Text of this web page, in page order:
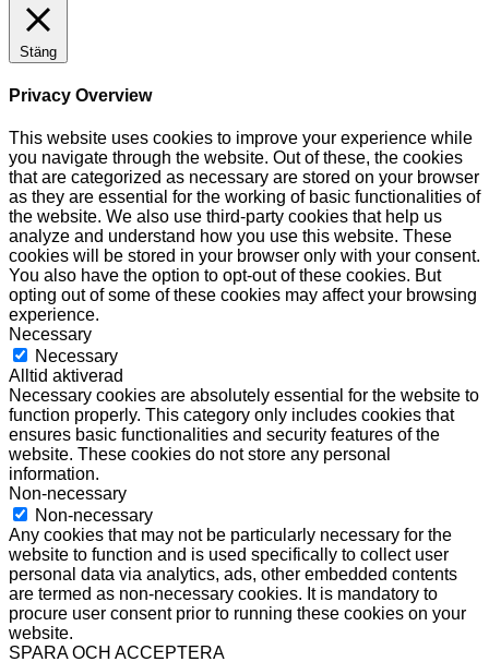
Stäng
Privacy Overview
This website uses cookies to improve your experience while
you navigate through the website. Out of these, the cookies
that are categorized as necessary are stored on your browser
as they are essential for the working of basic functionalities of
the website. We also use third-party cookies that help us
analyze and understand how you use this website. These
cookies will be stored in your browser only with your consent.
You also have the option to opt-out of these cookies. But
opting out of some of these cookies may affect your browsing
experience.
Necessary
Necessary
Alltid aktiverad
Necessary cookies are absolutely essential for the website to
function properly. This category only includes cookies that
ensures basic functionalities and security features of the
website. These cookies do not store any personal
information.
Non-necessary
Non-necessary
Any cookies that may not be particularly necessary for the
website to function and is used specifically to collect user
personal data via analytics, ads, other embedded contents
are termed as non-necessary cookies. It is mandatory to
procure user consent prior to running these cookies on your
website.
SPARA OCH ACCEPTERA